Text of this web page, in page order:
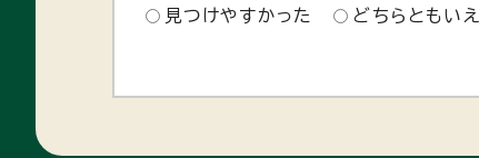
見つけやすかった どちらともい